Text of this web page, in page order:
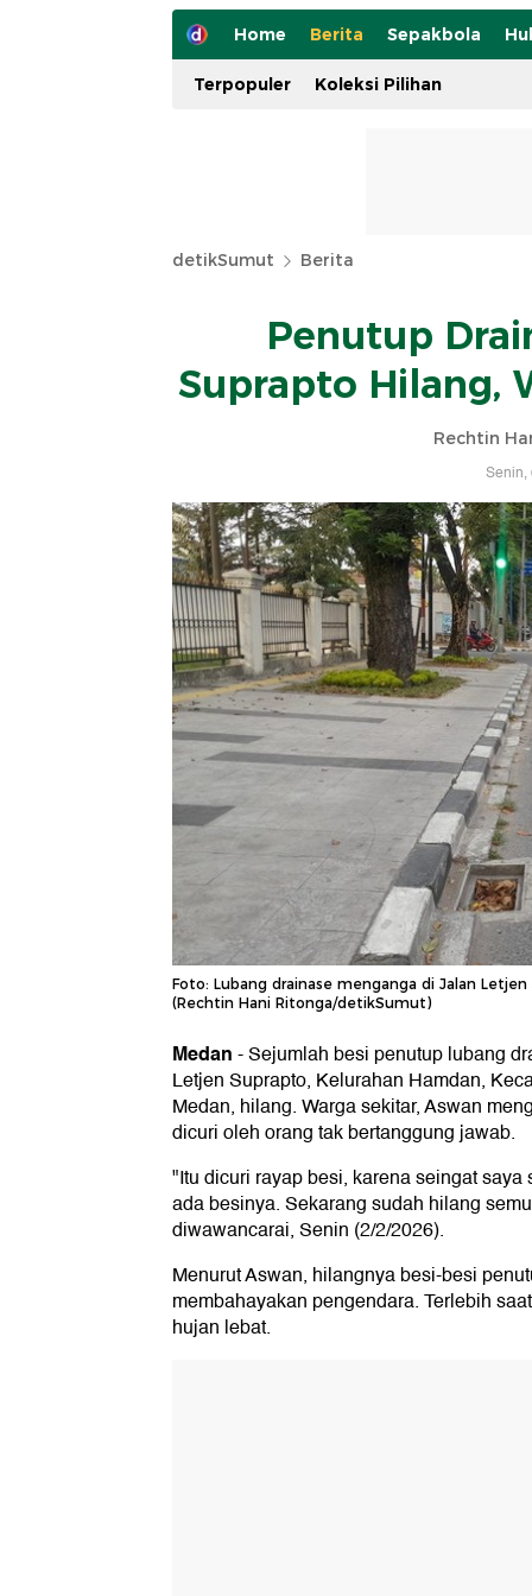
Home Berita Sepakbola
Terpopuler Koleksi Pilihan
detikSumut Berita
Penutup
Suprapto Hilang,
Rechtin
Senin,
Foto: Lubang drainase menganga di Jalan
(Rechtin Hani Ritonga/detikSumut)
Medan-Sejumlah besi penutup lubang
Letjen Suprapto, Kelurahan Hamdan,
Medan, hilang. Warga sekitar, Aswan
dicuri oleh orang tak bertanggung jawab.
"Itu dicuri rayap besi, karena seingat
ada besinya. Sekarang sudah hilang
diwawancarai, Senin (2/2/2026).
Menurut Aswan, hilangnya besi-besi
membahayakan pengendara. Terlebih
hujan lebat.